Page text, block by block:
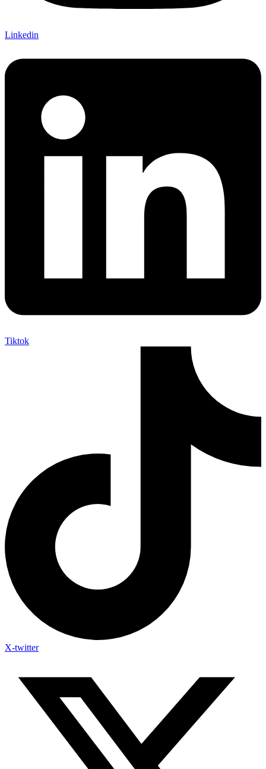
Linkedin
Tiktok
X-twitter